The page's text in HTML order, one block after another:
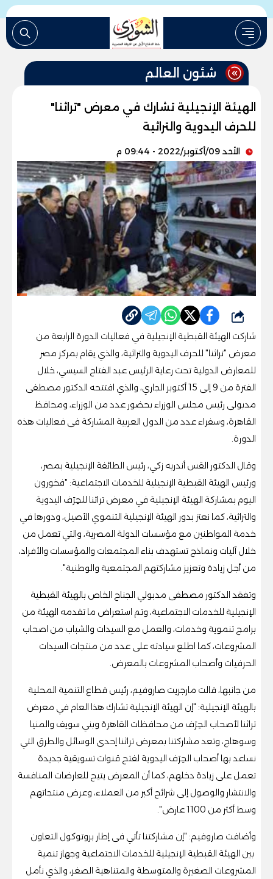
شئون العالم
الهيئة الإنجيلية تشارك في معرض "تراثنا"
للحرف اليدوية والتراثية
الأحد 09/أكتوبر/2022 - 09:44 م
شارك
شاركت الهيئة القبطية الإنجيلية في فعاليات الدورة الرابعة من
معرض "تراثنا" للحرف اليدوية والتراثية، والذي يقام بمركز مصر
للمعارض الدولية تحت رعاية الرئيس عبد الفتاح السيسي، خلال
الفترة من 9 إلى 15 أكتوبر الجاري، والذي افتتحه الدكتور مصطفى
مدبولى رئيس مجلس الوزراء بحضور عدد من الوزراء، ومحافظ
القاهرة، وسفراء عدد من الدول العربية المشاركة فى فعاليات هذه
الدورة.
وقال الدكتور القس أندريه زكي، رئيس الطائفة الإنجيلية بمصر،
ورئيس الهيئة القبطية الإنجيلية للخدمات الاجتماعية: "فخورون
اليوم بمشاركة الهيئة الإنجيلية في معرض تراثنا للحِرَف اليدوية
والتراثية، كما نعتز بدور الهيئة الإنجيلية التنموي الأصيل، ودورها في
خدمة المواطنين مع مؤسسات الدولة المصرية، والتي تعمل من
خلال آليات ونماذج تستهدف بناء المجتمعات والمؤسسات والأفراد،
من أجل زيادة وتعزيز مشاركتهم المجتمعية والوطنية".
وتفقد الدكتور مصطفى مدبولي الجناح الخاص بالهيئة القبطية
الإنجيلية للخدمات الاجتماعية، وتم استعراض ما تقدمه الهيئة من
برامج تنموية وخدمات، والعمل مع السيدات والشباب من اصحاب
المشروعات، كما اطلع سيادته على عدد من منتجات السيدات
الحرفيات وأصحاب المشروعات بالمعرض.
من جانبها، قالت مارجريت صاروفيم، رئيس قطاع التنمية المحلية
بالهيئة الإنجيلية: "إن الهيئة الإنجيلية تشارك هذا العام في معرض
تراثنا لأصحاب الحِرَف من محافظات القاهرة وبني سويف والمنيا
وسوهاج، وتعد مشاركتنا بمعرض تراثنا إحدى الوسائل والطرق التي
نساعد بها أصحاب الحِرَف اليدوية لفتح قنوات تسويقية جديدة
تعمل على زيادة دخلهم، كما أن المعرض يتيح للعارضات المنافسة
والانتشار والوصول إلى شرائح أكبر من العملاء، وعرض منتجاتهم
وسط أكثر من 1100 عارض".
وأضافت صاروفيم: "إن مشاركتنا تأتي فى إطار بروتوكول التعاون
بين الهيئة القبطية الإنجيلية للخدمات الاجتماعية وجهاز تنمية
المشروعات الصغيرة والمتوسطة والمتناهية الصغر، والذي نأمل